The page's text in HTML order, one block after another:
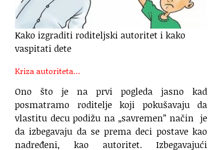
Kako izgraditi roditeljski autoritet i kako
vaspitati dete
Kriza autoriteta…
Ono što je na prvi pogleda jasno kad
posmatramo roditelje koji pokušavaju da
vlastitu decu podižu na „savremen” način je
da izbegavaju da se prema deci postave kao
nadređeni, kao autoritet. Izbegavajući